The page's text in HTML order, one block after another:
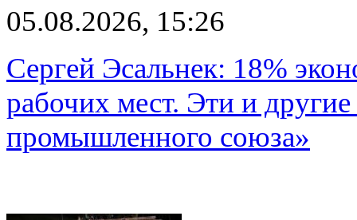
05.08.2026, 15:26
Сергей Эсальнек: 18%
рабочих мест. Эти и
промышленного союза»